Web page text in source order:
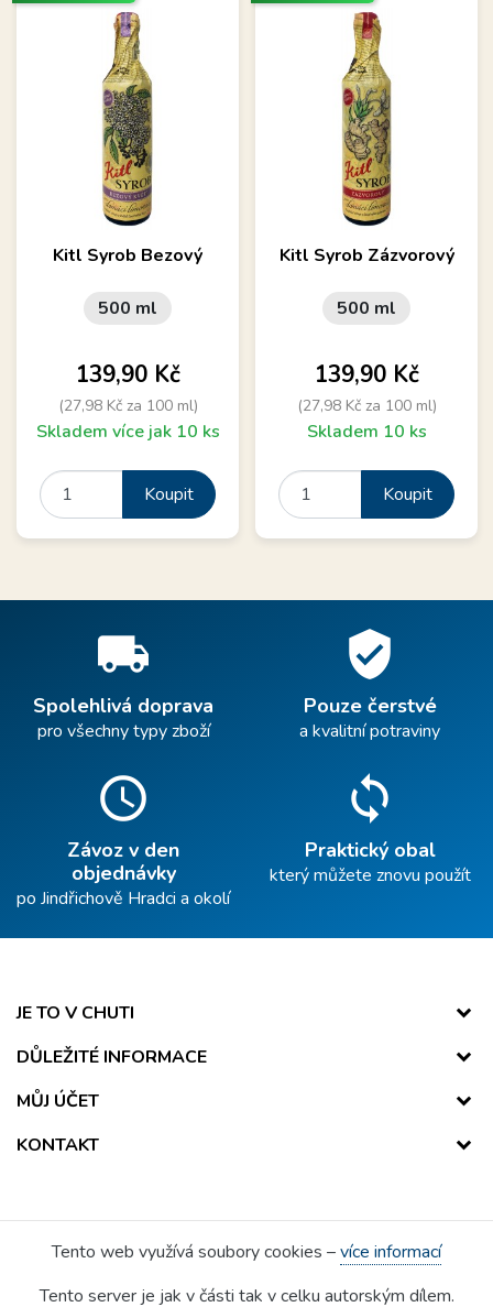
Kitl Syrob Bezový
500 ml
Cena
139,90 Kč
(27,98 Kč za 100 ml)
Skladem více jak 10 ks
Koupit
Kitl Syrob Zázvorový
500 ml
Cena
139,90 Kč
(27,98 Kč za 100 ml)
Skladem 10 ks
Koupit
local_shipping
Spolehlivá doprava
pro všechny typy zboží
verified_user
Pouze čerstvé
a kvalitní potraviny
schedule
Závoz v den
objednávky
po Jindřichově Hradci a okolí
sync
Praktický obal
který můžete znovu použít
JE TO V CHUTI
DŮLEŽITÉ INFORMACE
MŮJ ÚČET
KONTAKT
Tento web využívá soubory cookies –více informací
Tento server je jak v části tak v celku autorským dílem.